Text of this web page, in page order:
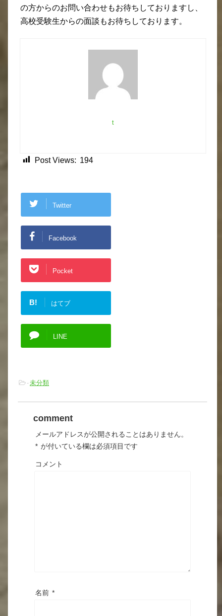
の方からのお問い合わせもお待ちしておりますし、
高校受験生からの面談もお待ちしております。
t
Post Views: 194
Twitter
Facebook
Pocket
B! はてブ
LINE
-未分類
comment
メールアドレスが公開されることはありません。
* が付いている欄は必須項目です
コメント
名前 *